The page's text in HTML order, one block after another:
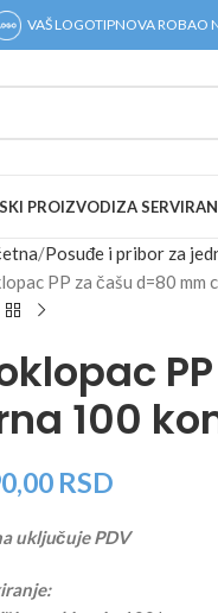
VAŠ LOGOTIPNOVA ROBAO
PROIZVODIZA
Posuđe i pribor za
PP za čašu d=80 mm
100
RSD
uključuje PDV